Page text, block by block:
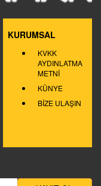
KURUMSAL
KVKK
AYDINLATMA
METNİ
KÜNYE
BİZE ULAŞIN